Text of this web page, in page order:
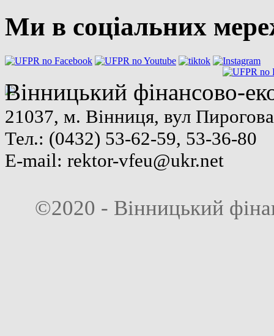
Ми в соціальних
Вінницький фінансово-
21037, м. Вінниця, вул
Тел.: (0432) 53-62-59, 53-36-80
E-mail: rektor-vfeu@ukr.net
©2020 - Вінницький